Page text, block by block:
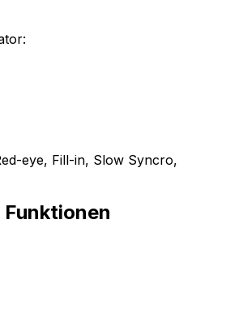
eye, Fill-in, Slow Syncro,